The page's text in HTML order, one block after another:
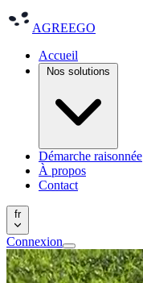
AGREEGO
Accueil
Démarche raisonnée
À propos
Contact
fr
Connexion